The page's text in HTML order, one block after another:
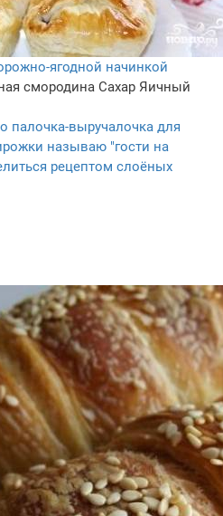
ягодной начинкой
смородина Сахар Яичный
палочка-выручалочка для
называю "гости на
рецептом слоёных